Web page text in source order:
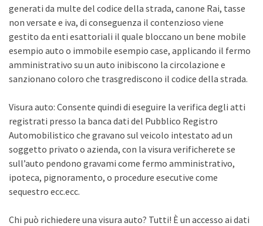
generati da multe del codice della strada, canone Rai, tasse
non versate e iva, di conseguenza il contenzioso viene
gestito da enti esattoriali il quale bloccano un bene mobile
esempio auto o immobile esempio case, applicando il fermo
amministrativo su un auto inibiscono la circolazione e
sanzionano coloro che trasgrediscono il codice della strada.
Visura auto: Consente quindi di eseguire la verifica degli atti
registrati presso la banca dati del Pubblico Registro
Automobilistico che gravano sul veicolo intestato ad un
soggetto privato o azienda, con la visura verificherete se
sull’auto pendono gravami come fermo amministrativo,
ipoteca, pignoramento, o procedure esecutive come
sequestro ecc.ecc.
Chi può richiedere una visura auto? Tutti! È un accesso ai dati